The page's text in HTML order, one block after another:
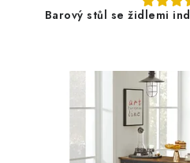
Barový stůl se židlemi